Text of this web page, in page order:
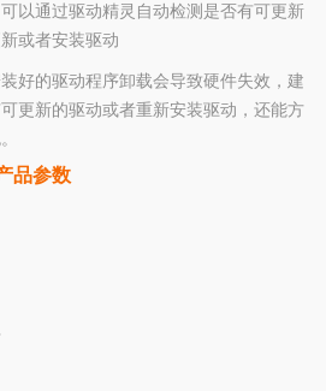
以通过驱动精灵自动检测是否有可更新
或者安装驱动
好的驱动程序卸载会导致硬件失效，建
更新的驱动或者重新安装驱动，还能方
品参数